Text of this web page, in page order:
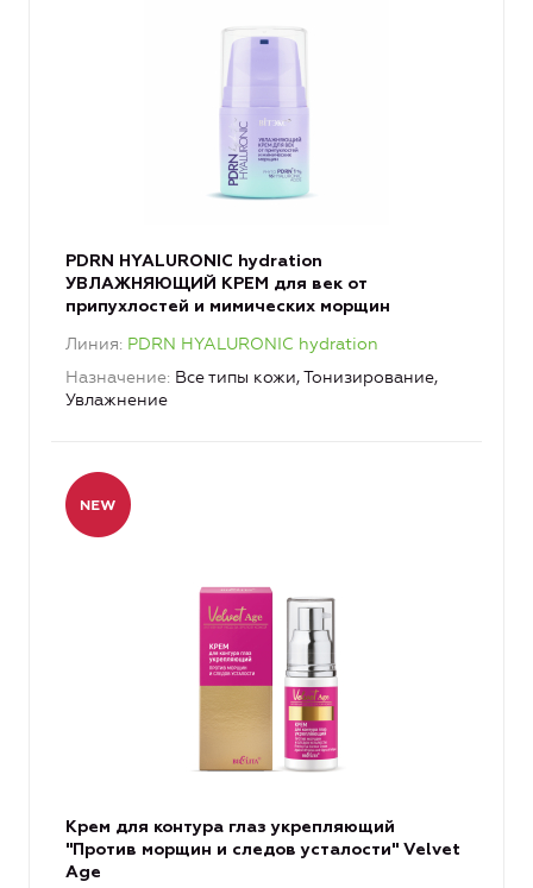
PDRN HYALURONIC hydration
УВЛАЖНЯЮЩИЙ КРЕМ для век от
припухлостей и мимических морщин
Линия PDRN HYALURONIC hydration
Назначение Все типы кожи, Тонизирование,
Увлажнение
Крем для контура глаз укрепляющий
"Против морщин и следов усталости" Velvet
Age